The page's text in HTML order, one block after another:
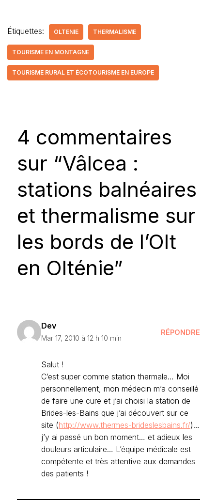
Étiquettes: OLTENIE THERMALISME
TOURISME EN MONTAGNE
TOURISME RURAL ET ÉCOTOURISME EN EUROPE
4 commentaires
sur “Vâlcea :
stations balnéaires
et thermalisme sur
les bords de l’Olt
en Olténie”
Dev
Mar 17, 2010 à 12 h 10 min
RÉPONDRE
Salut !
C’est super comme station thermale… Moi
personnellement, mon médecin m’a conseillé
de faire une cure et j’ai choisi la station de
Brides-les-Bains que j’ai découvert sur ce
site (http://www.thermes-brideslesbains.fr/)…
j’y ai passé un bon moment… et adieux les
douleurs articulaire… L’équipe médicale est
compétente et très attentive aux demandes
des patients !